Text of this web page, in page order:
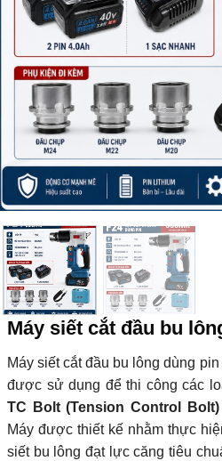
Máy siết cắt đầu bu
Máy siết cắt đầu bu lông dùng pin
được sử dụng để thi công các
TC Bolt (Tension Control Bolt)
Máy được thiết kế nhằm thực
siết bu lông đạt lực căng tiêu